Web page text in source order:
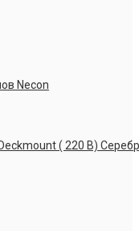
Necon
( 220 В)